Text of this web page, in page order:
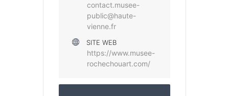
contact.musee-
public@haute-
vienne.fr
SITE WEB
https://www.musee-
rochechouart.com/